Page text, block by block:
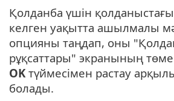
Қолданба үшін
келген уақытта ашылмалы
опцияны таңдап, оны
рұқсаттары" экранының
OKтүймесімен растау
болады.